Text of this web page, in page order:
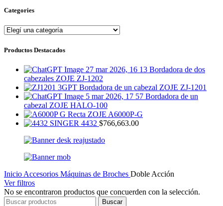
Categories
Productos Destacados
Bordadora de dos
cabezales ZOJE ZJ-1202
Bordadora de un cabezal ZOJE ZJ-1201
Bordadora de un
cabezal ZOJE HALO-100
Recta ZOJE A6000P-G
SINGER 4432 $766,663.00
Inicio Accesorios Máquinas de Broches Doble Acción
Ver filtros
No se encontraron productos que concuerden con la selección.
Buscar